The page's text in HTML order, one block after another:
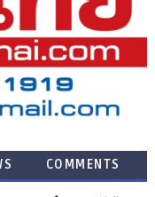
COMMENTS